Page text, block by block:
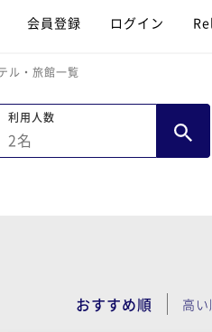
会員登録 ログイン
ル・旅館一覧
利用人数
2名
おすすめ順 高